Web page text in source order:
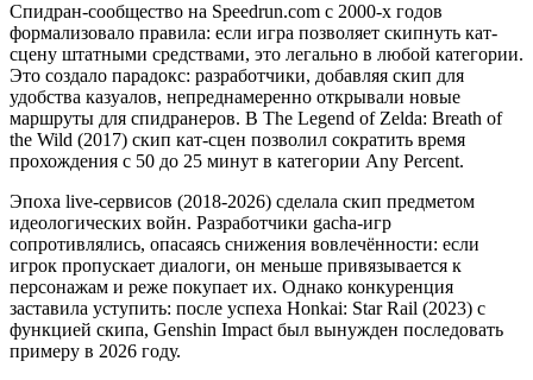
Спидран-сообщество на Speedrun.com с 2000-х годов
формализовало правила: если игра позволяет скипнуть кат-
сцену штатными средствами, это легально в любой категории.
Это создало парадокс: разработчики, добавляя скип для
удобства казуалов, непреднамеренно открывали новые
маршруты для спидранеров. В The Legend of Zelda: Breath of
the Wild (2017) скип кат-сцен позволил сократить время
прохождения с 50 до 25 минут в категории Any Percent.
Эпоха live-сервисов (2018-2026) сделала скип предметом
идеологических войн. Разработчики gacha-игр
сопротивлялись, опасаясь снижения вовлечённости: если
игрок пропускает диалоги, он меньше привязывается к
персонажам и реже покупает их. Однако конкуренция
заставила уступить: после успеха Honkai: Star Rail (2023) с
функцией скипа, Genshin Impact был вынужден последовать
примеру в 2026 году.